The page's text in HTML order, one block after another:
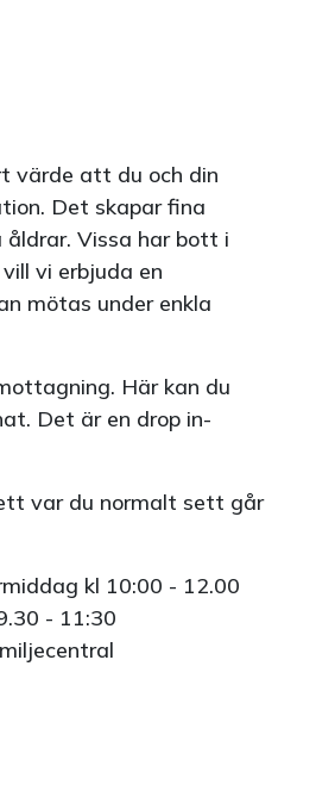
värde att du och din
Det skapar fina
Vissa har bott i
vi erbjuda en
mötas under enkla
Här kan du
Det är en drop in-
var du normalt sett går
kl 10:00 - 12.00
- 11:30